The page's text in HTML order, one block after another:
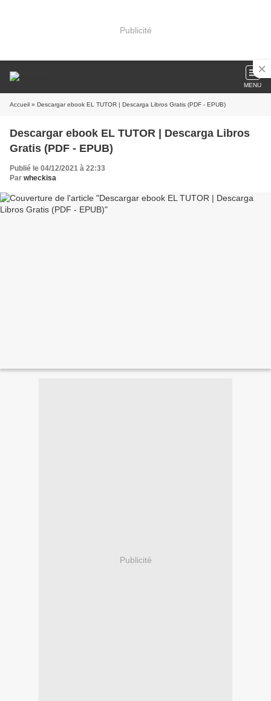
Publicité
MENU
Accueil » Descargar ebook EL TUTOR | Descarga Libros Gratis (PDF - EPUB)
Descargar ebook EL TUTOR | Descarga Libros
Gratis (PDF - EPUB)
Publié le 04/12/2021 à 22:33
Par wheckisa
Publicité